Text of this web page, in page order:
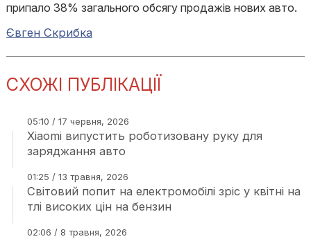
припало 38% загального обсягу продажів нових авто.
Євген Скрибка
СХОЖІ ПУБЛІКАЦІЇ
05:10 / 17 червня, 2026
Xiaomi випустить роботизовану руку для
заряджання авто
01:25 / 13 травня, 2026
Світовий попит на електромобілі зріс у квітні на
тлі високих цін на бензин
02:06 / 8 травня, 2026